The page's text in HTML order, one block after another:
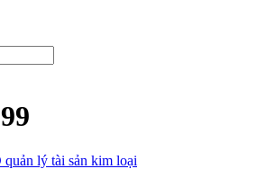
quản lý tài sản kim loại